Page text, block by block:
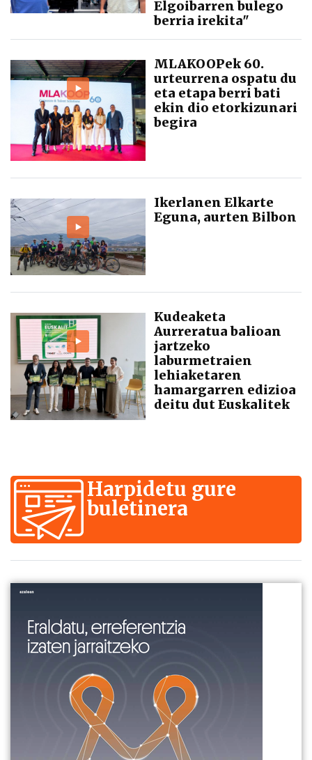
Elgoibarren bulego
berria irekita"
MLAKOOPek 60.
urteurrena ospatu du
eta etapa berri bati
ekin dio etorkizunari
begira
Ikerlanen Elkarte
Eguna, aurten Bilbon
Kudeaketa
Aurreratua balioan
jartzeko
laburmetraien
lehiaketaren
hamargarren edizioa
deitu dut Euskalitek
Harpidetu gure
buletinera